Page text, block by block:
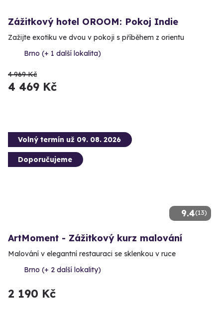
Zážitkový hotel OROOM: Pokoj Indie
Zažijte exotiku ve dvou v pokoji s příběhem z orientu
Brno (+ 1 další lokalita)
4 969 Kč
4 469 Kč
9.4(13)
Volný termín už 09. 08. 2026
Doporučujeme
ArtMoment - Zážitkový kurz malování
Malování v elegantní restauraci se sklenkou v ruce
Brno (+ 2 další lokality)
2 190 Kč